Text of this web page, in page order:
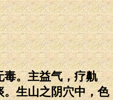
毒。主益气，疗鼽
生山之阴穴中，色